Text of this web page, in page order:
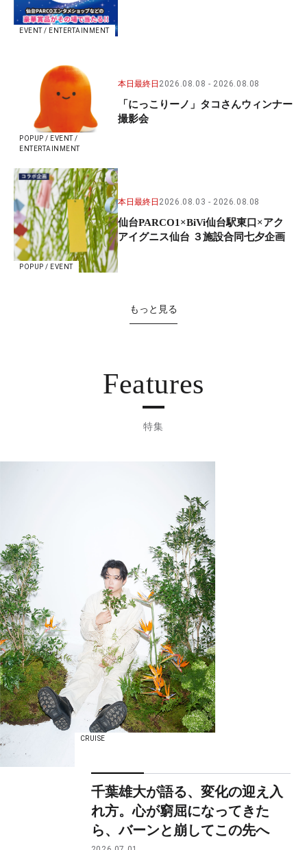
EVENT / ENTERTAINMENT
POPUP / EVENT /
ENTERTAINMENT
本日最終日 2026.08.08 2026.08.08
「にっこりーノ」タコさんウィンナー
撮影会
POPUP / EVENT
本日最終日 2026.08.03 2026.08.08
仙台PARCO1×BiVi仙台駅東口×アク
アイグニス仙台 ３施設合同七夕企画
もっと見る
Features
特集
CRUISE
千葉雄大が語る、変化の迎え入
れ方。心が窮屈になってきた
ら、バーンと崩してこの先へ